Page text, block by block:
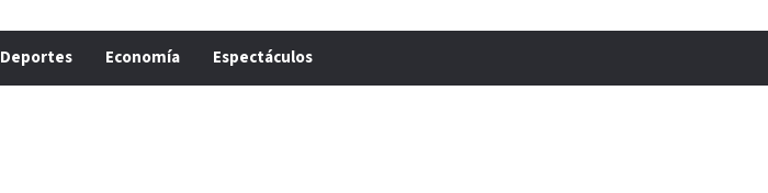
Deportes Economía Espectáculos